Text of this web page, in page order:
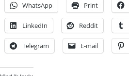
WhatsApp Print
LinkedIn Reddit
Telegram E-mail